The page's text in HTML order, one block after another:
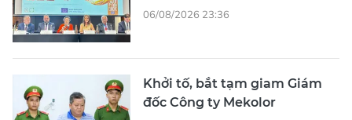
06/08/2026 23:36
Khởi tố, bắt tạm giam Giám
đốc Công ty Mekolor